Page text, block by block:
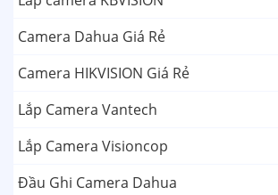
Camera Dahua Giá Rẻ
Camera HIKVISION Giá Rẻ
Lắp Camera Vantech
Lắp Camera Visioncop
Đầu Ghi Camera Dahua